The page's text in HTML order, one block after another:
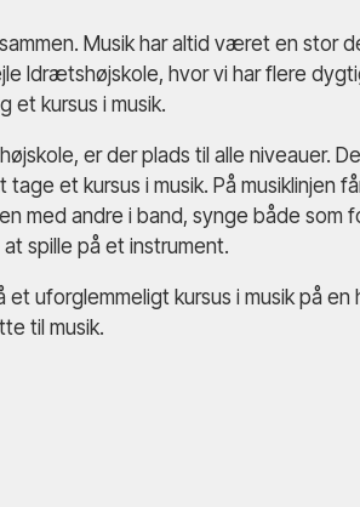
Musik har altid været en stor
Idrætshøjskole, hvor vi har flere
et kursus i musik.
er der plads til alle niveauer.
tage et kursus i musik. På musiklinjen
med andre i band, synge både som
spille på et instrument.
et uforglemmeligt kursus i musik på en
til musik.